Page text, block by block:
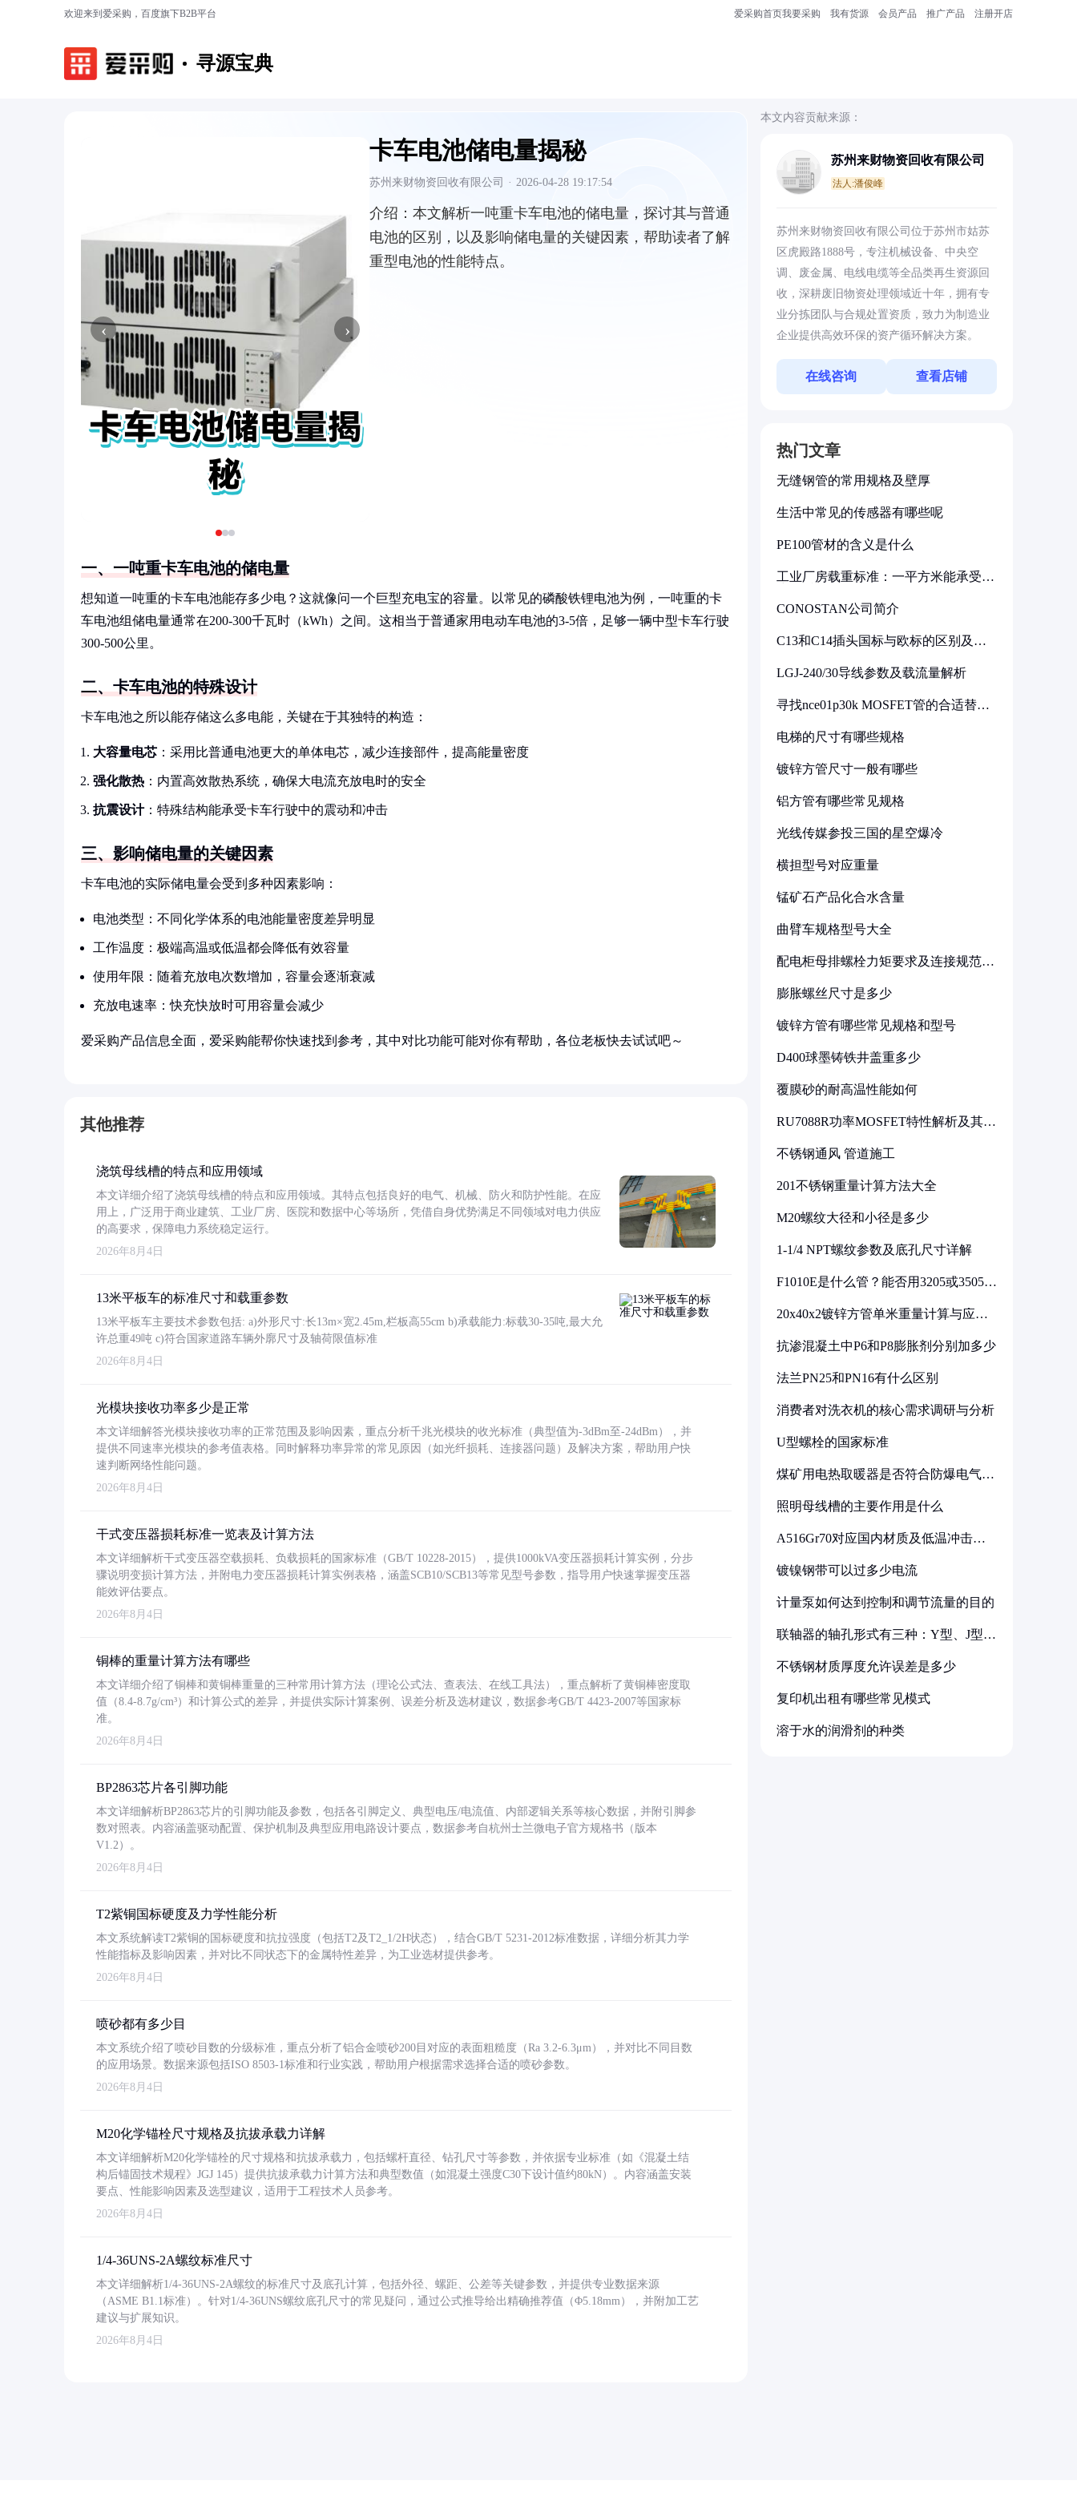
欢迎来到爱采购，百度旗下B2B平台 爱采购首页我要采购 我有货源 会员产品 推广产品 注册开店
寻源宝典
‹ ›
卡车电池储电量揭秘
苏州来财物资回收有限公司 · 2026-04-28 19:17:54
介绍： 本文解析一吨重卡车电池的储电量，探讨其与普通
电池的区别，以及影响储电量的关键因素，帮助读者了解
重型电池的性能特点。
一、一吨重卡车电池的储电量
想知道一吨重的卡车电池能存多少电？这就像问一个巨型充电宝的容量。以常见的磷酸铁锂电池为例，一吨重的卡
车电池组储电量通常在200-300千瓦时（kWh）之间。这相当于普通家用电动车电池的3-5倍，足够一辆中型卡车行驶
300-500公里。
二、卡车电池的特殊设计
卡车电池之所以能存储这么多电能，关键在于其独特的构造：
大容量电芯 ：采用比普通电池更大的单体电芯，减少连接部件，提高能量密度
强化散热 ：内置高效散热系统，确保大电流充放电时的安全
抗震设计：特殊结构能承受卡车行驶中的震动和冲击
三、影响储电量的关键因素
卡车电池的实际储电量会受到多种因素影响：
电池类型：不同化学体系的电池能量密度差异明显
工作温度：极端高温或低温都会降低有效容量
使用年限：随着充放电次数增加，容量会逐渐衰减
充放电速率：快充快放时可用容量会减少
爱采购产品信息全面，爱采购能帮你快速找到参考，其中对比功能可能对你有帮助，各位老板快去试试吧～
其他推荐
浇筑母线槽的特点和应用领域
本文详细介绍了浇筑母线槽的特点和应用领域。其特点包括良好的电气、机械、防火和防护性能。在应
用上，广泛用于商业建筑、工业厂房、医院和数据中心等场所，凭借自身优势满足不同领域对电力供应
的高要求，保障电力系统稳定运行。
2026年8月4日
13米平板车的标准尺寸和载重参数
13米平板车主要技术参数包括: a)外形尺寸:长13m×宽2.45m,栏板高55cm b)承载能力:标载30-35吨,最大允
许总重49吨 c)符合国家道路车辆外廓尺寸及轴荷限值标准
2026年8月4日
光模块接收功率多少是正常
本文详细解答光模块接收功率的正常范围及影响因素，重点分析千兆光模块的收光标准（典型值为-3dBm至-24dBm），并
提供不同速率光模块的参考值表格。同时解释功率异常的常见原因（如光纤损耗、连接器问题）及解决方案，帮助用户快
速判断网络性能问题。
2026年8月4日
干式变压器损耗标准一览表及计算方法
本文详细解析干式变压器空载损耗、负载损耗的国家标准（GB/T 10228-2015），提供1000kVA变压器损耗计算实例，分步
骤说明变损计算方法，并附电力变压器损耗计算实例表格，涵盖SCB10/SCB13等常见型号参数，指导用户快速掌握变压器
能效评估要点。
2026年8月4日
铜棒的重量计算方法有哪些
本文详细介绍了铜棒和黄铜棒重量的三种常用计算方法（理论公式法、查表法、在线工具法），重点解析了黄铜棒密度取
值（8.4-8.7g/cm³）和计算公式的差异，并提供实际计算案例、误差分析及选材建议，数据参考GB/T 4423-2007等国家标
准。
2026年8月4日
BP2863芯片各引脚功能
本文详细解析BP2863芯片的引脚功能及参数，包括各引脚定义、典型电压/电流值、内部逻辑关系等核心数据，并附引脚参
数对照表。内容涵盖驱动配置、保护机制及典型应用电路设计要点，数据参考自杭州士兰微电子官方规格书（版本
V1.2）。
2026年8月4日
T2紫铜国标硬度及力学性能分析
本文系统解读T2紫铜的国标硬度和抗拉强度（包括T2及T2_1/2H状态），结合GB/T 5231-2012标准数据，详细分析其力学
性能指标及影响因素，并对比不同状态下的金属特性差异，为工业选材提供参考。
2026年8月4日
喷砂都有多少目
本文系统介绍了喷砂目数的分级标准，重点分析了铝合金喷砂200目对应的表面粗糙度（Ra 3.2-6.3μm），并对比不同目数
的应用场景。数据来源包括ISO 8503-1标准和行业实践，帮助用户根据需求选择合适的喷砂参数。
2026年8月4日
M20化学锚栓尺寸规格及抗拔承载力详解
本文详细解析M20化学锚栓的尺寸规格和抗拔承载力，包括螺杆直径、钻孔尺寸等参数，并依据专业标准（如《混凝土结
构后锚固技术规程》JGJ 145）提供抗拔承载力计算方法和典型数值（如混凝土强度C30下设计值约80kN）。内容涵盖安装
要点、性能影响因素及选型建议，适用于工程技术人员参考。
2026年8月4日
1/4-36UNS-2A螺纹标准尺寸
本文详细解析1/4-36UNS-2A螺纹的标准尺寸及底孔计算，包括外径、螺距、公差等关键参数，并提供专业数据来源
（ASME B1.1标准）。针对1/4-36UNS螺纹底孔尺寸的常见疑问，通过公式推导给出精确推荐值（Φ5.18mm），并附加工艺
建议与扩展知识。
2026年8月4日
本文内容贡献来源：
苏州来财物资回收有限公司
法人:潘俊峰
苏州来财物资回收有限公司位于苏州市姑苏
区虎殿路1888号，专注机械设备、中央空
调、废金属、电线电缆等全品类再生资源回
收，深耕废旧物资处理领域近十年，拥有专
业分拣团队与合规处置资质，致力为制造业
企业提供高效环保的资产循环解决方案。
在线咨询 查看店铺
热门文章
无缝钢管的常用规格及壁厚
生活中常见的传感器有哪些呢
PE100管材的含义是什么
工业厂房载重标准：一平方米能承受多
CONOSTAN公司简介
C13和C14插头国标与欧标的区别及其
LGJ-240/30导线参数及载流量解析
寻找nce01p30k MOSFET管的合适替代
电梯的尺寸有哪些规格
镀锌方管尺寸一般有哪些
铝方管有哪些常见规格
光线传媒参投三国的星空爆冷
横担型号对应重量
锰矿石产品化合水含量
曲臂车规格型号大全
配电柜母排螺栓力矩要求及连接规范详
膨胀螺丝尺寸是多少
镀锌方管有哪些常见规格和型号
D400球墨铸铁井盖重多少
覆膜砂的耐高温性能如何
RU7088R功率MOSFET特性解析及其在
不锈钢通风 管道施工
201不锈钢重量计算方法大全
M20螺纹大径和小径是多少
1-1/4 NPT螺纹参数及底孔尺寸详解
F1010E是什么管？能否用3205或3505代
20x40x2镀锌方管单米重量计算与应用
抗渗混凝土中P6和P8膨胀剂分别加多少
法兰PN25和PN16有什么区别
消费者对洗衣机的核心需求调研与分析
U型螺栓的国家标准
煤矿用电热取暖器是否符合防爆电气设
照明母线槽的主要作用是什么
A516Gr70对应国内材质及低温冲击要
镀镍钢带可以过多少电流
计量泵如何达到控制和调节流量的目的
联轴器的轴孔形式有三种：Y型、J型、
不锈钢材质厚度允许误差是多少
复印机出租有哪些常见模式
溶于水的润滑剂的种类